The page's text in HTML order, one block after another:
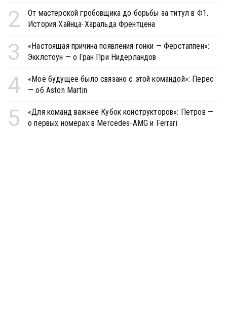
2
От мастерской гробовщика до борьбы за титул в Ф1.
История Хайнца-Харальда Френтцена
3
«Настоящая причина появления гонки — Ферстаппен»:
Экклстоун — о Гран При Нидерландов
4
«Моё будущее было связано с этой командой»: Перес
— об Aston Martin
5
«Для команд важнее Кубок конструкторов»: Петров —
о первых номерах в Mercedes-AMG и Ferrari